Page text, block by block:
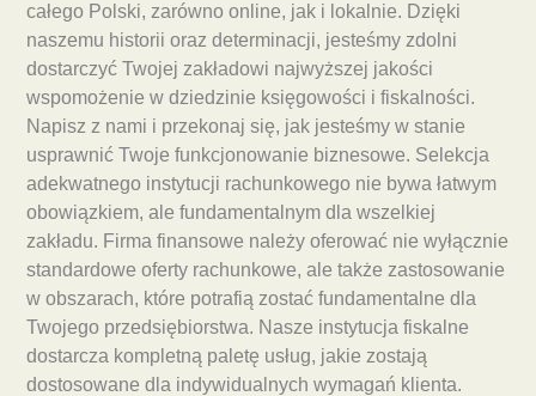
całego Polski, zarówno online, jak i lokalnie. Dzięki
naszemu historii oraz determinacji, jesteśmy zdolni
dostarczyć Twojej zakładowi najwyższej jakości
wspomożenie w dziedzinie księgowości i fiskalności.
Napisz z nami i przekonaj się, jak jesteśmy w stanie
usprawnić Twoje funkcjonowanie biznesowe. Selekcja
adekwatnego instytucji rachunkowego nie bywa łatwym
obowiązkiem, ale fundamentalnym dla wszelkiej
zakładu. Firma finansowe należy oferować nie wyłącznie
standardowe oferty rachunkowe, ale także zastosowanie
w obszarach, które potrafią zostać fundamentalne dla
Twojego przedsiębiorstwa. Nasze instytucja fiskalne
dostarcza kompletną paletę usług, jakie zostają
dostosowane dla indywidualnych wymagań klienta.